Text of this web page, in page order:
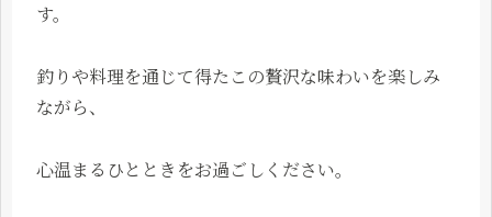
す。
釣りや料理を通じて得たこの贅沢な味わいを楽しみ
ながら、
心温まるひとときをお過ごしください。